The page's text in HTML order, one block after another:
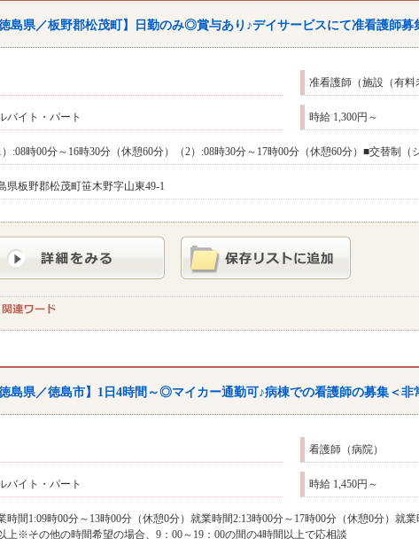
徳島県／板野郡松茂町】日勤のみ◎賞与あり♪デイサービスにて准看護師募
准看護師（施設（有料
バイト・パート 時給 1,300円～
1）:08時00分～16時30分（休憩60分）（2）:08時30分～17時00分（休憩60分）■交替制
県板野郡松茂町笹木野字山東49-1
徳島県／徳島市】1日4時間～◎マイカー通勤可♪病棟での看護師の募集＜非
看護師（病院）
バイト・パート 時給 1,450円～
時間1:09時00分～13時00分（休憩0分）就業時間2:13時00分～17時00分（休憩0分）就
上※その他の時間希望の場合、9：00～19：00の間の4時間以上で応相談